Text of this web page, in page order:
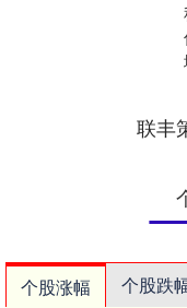
联丰
个股涨幅 个股跌